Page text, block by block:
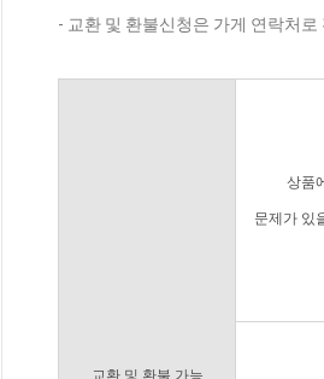
- 교환 및 환불신청은 가게 연락처
교환 및 환불 가능
상품에
문제가 있